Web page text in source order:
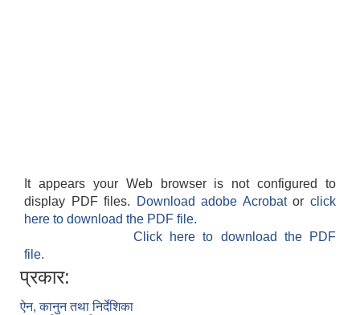
It appears your Web browser is not configured to
display PDF files.
Download adobe Acrobatorclick
here to download the PDF file.
Click here to download the PDF
file.
प्रकार:
ऐन, कानुन तथा निर्देशिका